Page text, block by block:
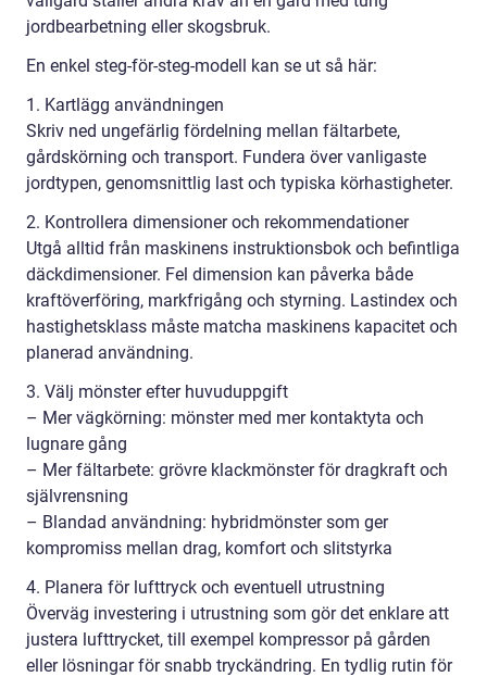
jordbearbetning eller skogsbruk.
En enkel steg-för-steg-modell kan se ut så här:
1. Kartlägg användningen
Skriv ned ungefärlig fördelning mellan fältarbete,
gårdskörning och transport. Fundera över vanligaste
jordtypen, genomsnittlig last och typiska körhastigheter.
2. Kontrollera dimensioner och rekommendationer
Utgå alltid från maskinens instruktionsbok och befintliga
däckdimensioner. Fel dimension kan påverka både
kraftöverföring, markfrigång och styrning. Lastindex och
hastighetsklass måste matcha maskinens kapacitet och
planerad användning.
3. Välj mönster efter huvuduppgift
– Mer vägkörning: mönster med mer kontaktyta och
lugnare gång
– Mer fältarbete: grövre klackmönster för dragkraft och
självrensning
– Blandad användning: hybridmönster som ger
kompromiss mellan drag, komfort och slitstyrka
4. Planera för lufttryck och eventuell utrustning
Överväg investering i utrustning som gör det enklare att
justera lufttrycket, till exempel kompressor på gården
eller lösningar för snabb tryckändring. En tydlig rutin för